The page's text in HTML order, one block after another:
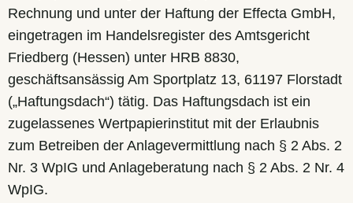
Rechnung und unter der Haftung der Effecta GmbH,
eingetragen im Handelsregister des Amtsgericht
Friedberg (Hessen) unter HRB 8830,
geschäftsansässig Am Sportplatz 13, 61197 Florstadt
(„Haftungsdach“) tätig. Das Haftungsdach ist ein
zugelassenes Wertpapierinstitut mit der Erlaubnis
zum Betreiben der Anlagevermittlung nach § 2 Abs. 2
Nr. 3 WpIG und Anlageberatung nach § 2 Abs. 2 Nr. 4
WpIG.